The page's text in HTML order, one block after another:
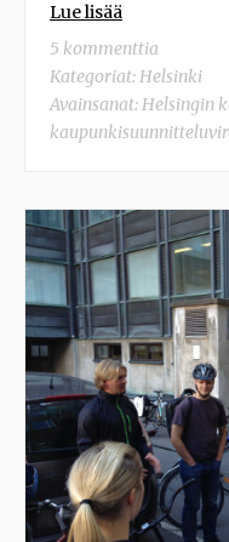
Lue lisää
5 kommenttia
Kategoriat:Helsinki
Avainsanat:Helsingin